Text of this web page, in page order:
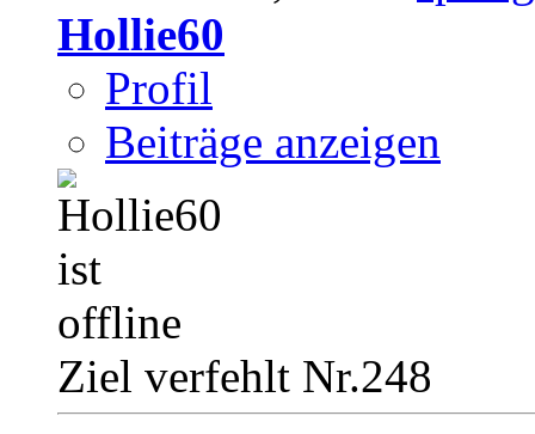
Hollie60
Profil
Beiträge anzeigen
Ziel verfehlt Nr.248